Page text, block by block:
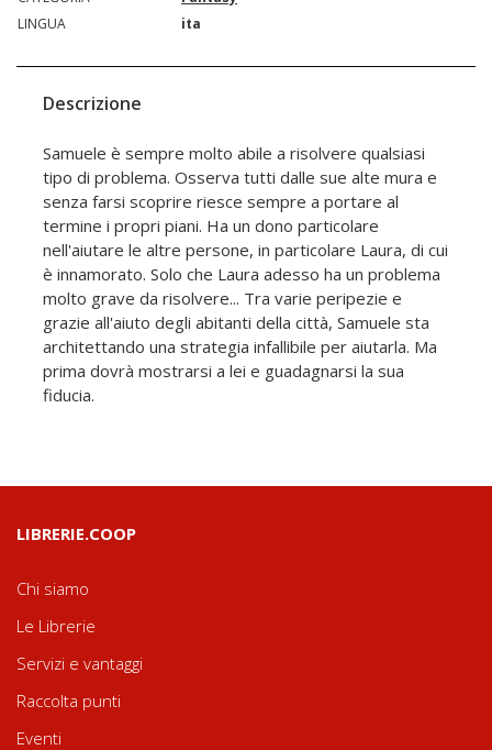
LINGUA
ita
Descrizione
Samuele è sempre molto abile a risolvere qualsiasi
tipo di problema. Osserva tutti dalle sue alte mura e
senza farsi scoprire riesce sempre a portare al
termine i propri piani. Ha un dono particolare
nell'aiutare le altre persone, in particolare Laura, di cui
è innamorato. Solo che Laura adesso ha un problema
molto grave da risolvere... Tra varie peripezie e
grazie all'aiuto degli abitanti della città, Samuele sta
architettando una strategia infallibile per aiutarla. Ma
prima dovrà mostrarsi a lei e guadagnarsi la sua
fiducia.
LIBRERIE.COOP
Chi siamo
Le Librerie
Servizi e vantaggi
Raccolta punti
Eventi